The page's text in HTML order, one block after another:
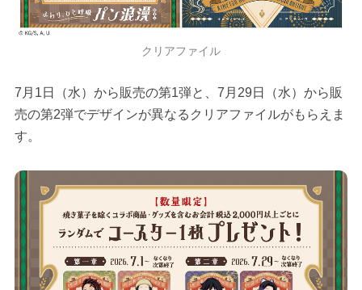
クリアファイル
7月1日（水）から販売の第1弾と、7月29日（水）から販
売の第2弾でデザインが異なるクリアファイルがもらえま
す。